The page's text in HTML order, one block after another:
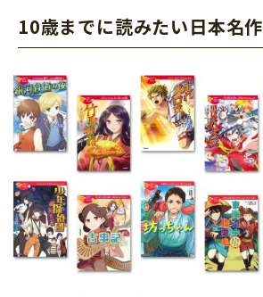
10歳までに読みたい日本名作